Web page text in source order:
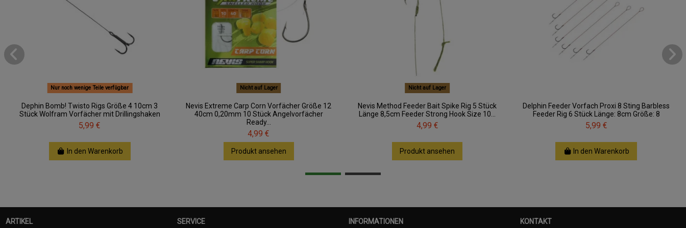
Nur noch wenige Teile verfügbar
Dephin Bomb! Twisto Rigs Größe 4 10cm 3
Stück Wolfram Vorfächer mit Drillingshaken
5,99 €
In den Warenkorb
Nicht auf Lager
Nevis Extreme Carp Corn Vorfächer Größe 12
40cm 0,20mm 10 Stück Angelvorfächer
Ready...
4,99 €
Produkt ansehen
Nicht auf Lager
Nevis Method Feeder Bait Spike Rig 5 Stück
Länge 8,5cm Feeder Strong Hook Size 10...
4,99 €
Produkt ansehen
Delphin Feeder Vorfach Proxi 8 Sting Barbless
Feeder Rig 6 Stück Länge: 8cm Größe: 8
5,99 €
In den Warenkorb
ARTIKEL SERVICE INFORMATIONEN KONTAKT